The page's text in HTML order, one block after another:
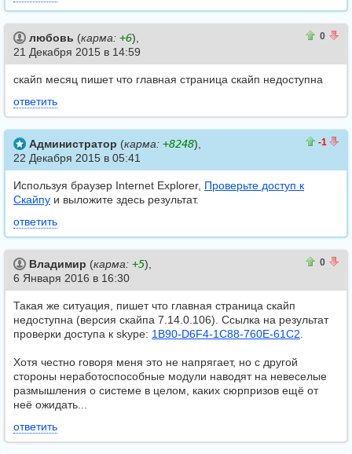
0
любовь (карма: +6),
21 Декабря 2015 в 14:59
скайп месяц пишет что главная страница скайп недоступна
ответить
-1
Администратор (карма: +8248),
22 Декабря 2015 в 05:41
Используя браузер Internet Explorer, Проверьте доступ к
Скайпу и выложите здесь результат.
ответить
0
Владимир (карма: +5),
6 Января 2016 в 16:30
Такая же ситуация, пишет что главная страница скайп
недоступна (версия скайпа 7.14.0.106). Ссылка на результат
проверки доступа к skype: 1B90-D6F4-1C88-760E-61C2.
Хотя честно говоря меня это не напрягает, но с другой
стороны неработоспособные модули наводят на невеселые
размышления о системе в целом, каких сюрпризов ещё от
неё ожидать...
ответить